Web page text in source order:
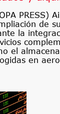
PRESS)
de
la
el
en